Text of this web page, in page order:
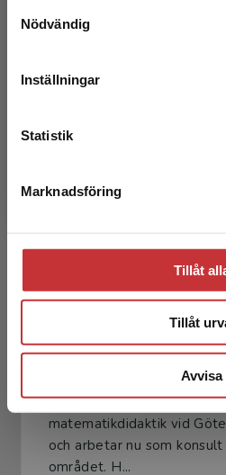
Nödvändig
Inställningar
Statistik
Marknadsföring
Tillåt
Tillåt
Avvisa
Vi erbjuder inte leveranser
att kunna slutföra ett köp
Södertörns högskol...
Wiggo
Wiggo Kilborn var tidigare
matematikdidaktik vid
och arbetar nu som
området. H...